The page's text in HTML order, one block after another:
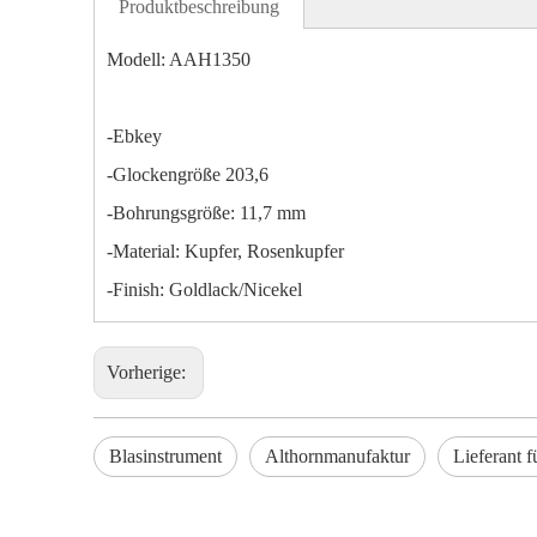
Produktbeschreibung
Modell: AAH1350
-Ebkey
-Glockengröße 203,6
-Bohrungsgröße: 11,7 mm
-Material: Kupfer, Rosenkupfer
-Finish: Goldlack/Nicekel
Vorherige:
Blasinstrument Althornmanufaktur Lieferant